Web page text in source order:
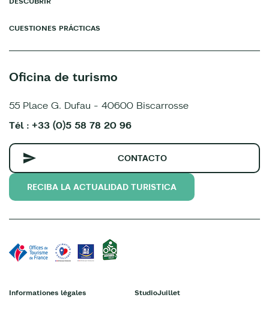
CUESTIONES PRÁCTICAS
Oficina de turismo
55 Place G. Dufau - 40600 Biscarrosse
Tél : +33 (0)5 58 78 20 96
CONTACTO
RECIBA LA ACTUALIDAD TURISTICA
Informationes légales StudioJuillet